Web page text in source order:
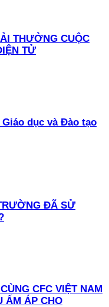
THƯỞNG CUỘC
TỬ
dục và Đào tạo
ĐÃ SỬ
CFC VIỆT NAM
ẤM ÁP CHO